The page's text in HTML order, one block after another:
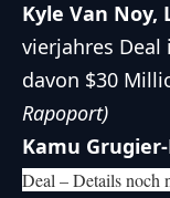
Kyle Van Noy,
vierjahres
davon $30
Rapoport)
Kamu
Deal – Details noch